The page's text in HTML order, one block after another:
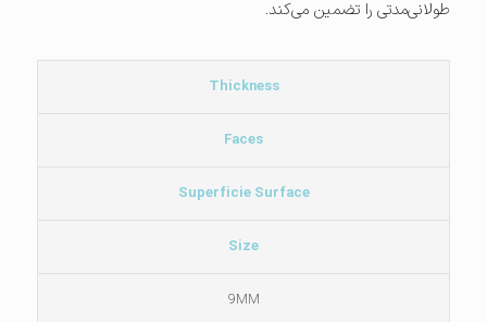
طولانی‌مدتی را تضمین می‌کند.
Thickness
Faces
Superficie Surface
Size
9MM